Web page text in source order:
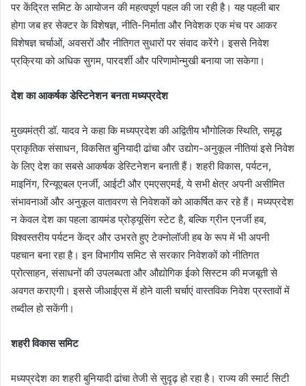
पर केंद्रित समिट के आयोजन की महत्वपूर्ण पहल की जा रही है। यह पहली बार
होगा जब हर सेक्टर के विशेषज्ञ, नीति-निर्माता और निवेशक एक मंच पर आकर
विशेषज्ञ चर्चाओं, अवसरों और नीतिगत सुधारों पर संवाद करेंगे। इससे निवेश
प्रक्रिया को अधिक सुगम, पारदर्शी और परिणामोन्मुखी बनाया जा सकेगा।
देश का आकर्षक डेस्टिनेशन बनता मध्यप्रदेश
मुख्यमंत्री डॉ. यादव ने कहा कि मध्यप्रदेश की अद्वितीय भौगोलिक स्थिति, समृद्ध
प्राकृतिक संसाधन, विकसित बुनियादी ढांचा और उद्योग-अनुकूल नीतियां इसे निवेश
के लिए देश का सबसे आकर्षक डेस्टिनेशन बनाती हैं। शहरी विकास, पर्यटन,
माइनिंग, रिन्यूएबल एनर्जी, आईटी और एमएसएमई, ये सभी क्षेत्र अपनी असीमित
संभावनाओं और अनुकूल वातावरण से निवेशकों को आकर्षित कर रहे हैं। मध्यप्रदेश
न केवल देश का पहला डायमंड प्रोड्यूसिंग स्टेट है, बल्कि ग्रीन एनर्जी हब,
विश्वस्तरीय पर्यटन केंद्र और उभरते हुए टेक्नोलॉजी हब के रूप में भी अपनी
पहचान बना रहा है। इन विभागीय समिट से सरकार निवेशकों को नीतिगत
प्रोत्साहन, संसाधनों की उपलब्धता और औद्योगिक ईको सिस्टम की मजबूती से
अवगत कराएगी। इससे जीआईएस में होने वाली चर्चाएं वास्तविक निवेश प्रस्तावों में
तब्दील हो सकेंगी।
शहरी विकास समिट
मध्यप्रदेश का शहरी बुनियादी ढांचा तेजी से सुदृढ़ हो रहा है। राज्य की स्मार्ट सिटी